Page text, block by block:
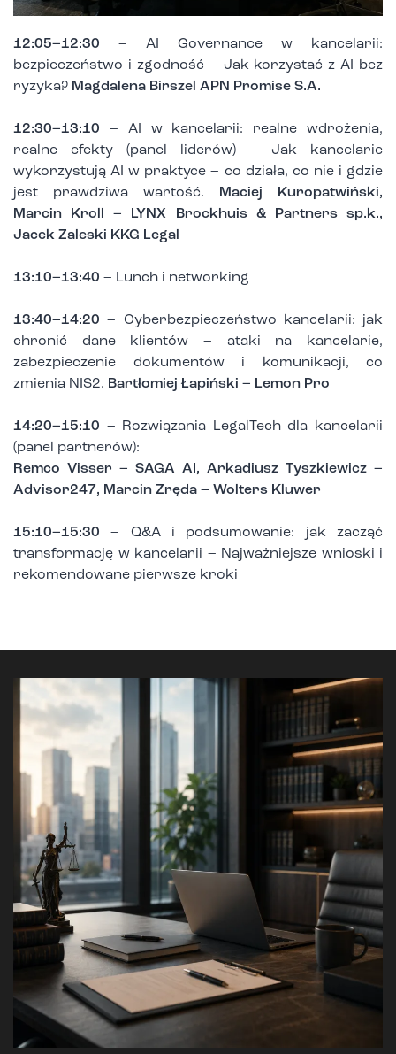
12:05–12:30 – AI Governance w kancelarii:
bezpieczeństwo i zgodność – Jak korzystać z AI bez
ryzyka? Magdalena Birszel APN Promise S.A.
12:30–13:10 – AI w kancelarii: realne wdrożenia,
realne efekty (panel liderów) – Jak kancelarie
wykorzystują AI w praktyce – co działa, co nie i gdzie
jest prawdziwa wartość.
Maciej Kuropatwiński,
Marcin Kroll – LYNX Brockhuis & Partners sp.k.,
Jacek Zaleski KKG Legal
13:10–13:40 – Lunch i networking
13:40–14:20 – Cyberbezpieczeństwo kancelarii: jak
chronić dane klientów – ataki na kancelarie,
zabezpieczenie dokumentów i komunikacji, co
zmienia NIS2. Bartłomiej Łapiński – Lemon Pro
14:20–15:10 – Rozwiązania LegalTech dla kancelarii
(panel partnerów):
Remco Visser – SAGA AI, Arkadiusz Tyszkiewicz –
Advisor247, Marcin Zręda – Wolters Kluwer
15:10–15:30 – Q&A i podsumowanie: jak zacząć
transformację w kancelarii – Najważniejsze wnioski i
rekomendowane pierwsze kroki